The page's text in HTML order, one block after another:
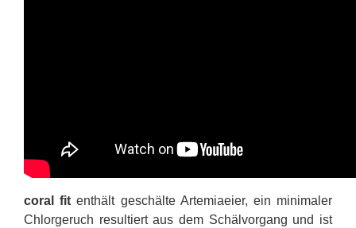
coral fit enthält geschälte Artemiaeier, ein minimaler
Chlorgeruch resultiert aus dem Schälvorgang und ist